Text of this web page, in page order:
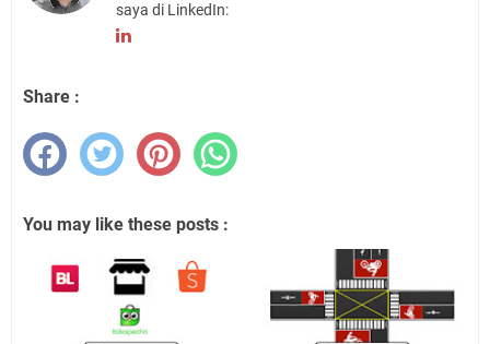
saya di LinkedIn:
Share :
You may like these posts :